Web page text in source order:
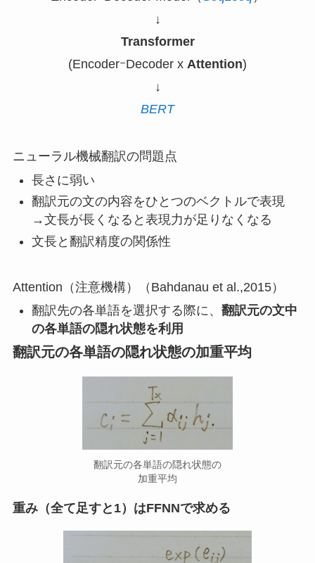
↓
Transformer
(EncoderｰDecoder x Attention)
↓
BERT
ニューラル機械翻訳の問題点
長さに弱い
翻訳元の文の内容をひとつのベクトルで表現
→文長が長くなると表現力が足りなくなる
文長と翻訳精度の関係性
Attention（注意機構）（Bahdanau et al.,2015）
翻訳先の各単語を選択する際に、 翻訳元の文中
の各単語の隠れ状態を利用
翻訳元の各単語の隠れ状態の加重平均
翻訳元の各単語の隠れ状態の
加重平均
重み（全て足すと1）はFFNNで求める